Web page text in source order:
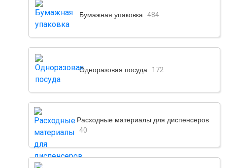
Бумажная упаковка 484
Одноразовая посуда 172
Расходные материалы для диспенсеров
40